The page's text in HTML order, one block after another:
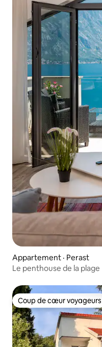
Appartement · Perast
Le penthouse de la plage
Coup de cœur voyageurs
Coup de cœur voyageurs